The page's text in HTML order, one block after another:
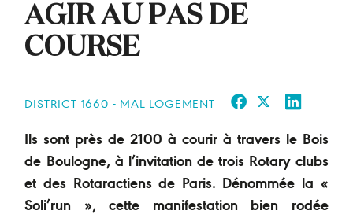
AGIR AU PAS DE
COURSE
DISTRICT 1660 - MAL LOGEMENT
Ils sont près de 2100 à courir à travers le Bois
de Boulogne, à l’invitation de trois Rotary clubs
et des Rotaractiens de Paris. Dénommée la «
Soli’run », cette manifestation bien rodée